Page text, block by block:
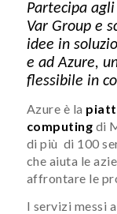
Partecipa
Var Group e
idee in
e ad Azure,
flessibile in
Azure è la
computing di
di più di 100
che aiuta le
affrontare le
I servizi messi